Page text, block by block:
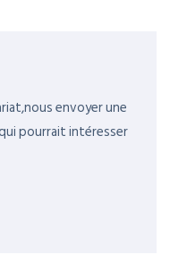
envoyer une
pourrait intéresser